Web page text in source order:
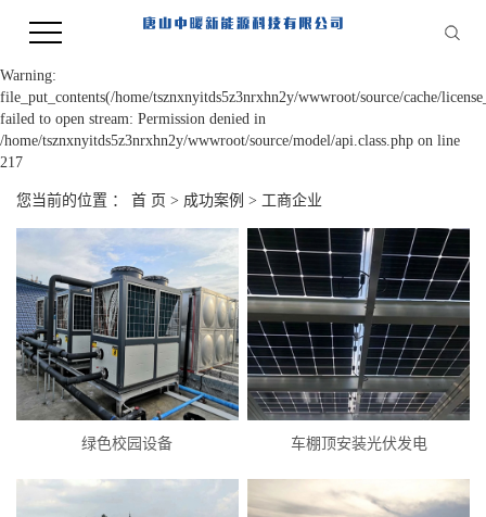
Warning:
file_put_contents(/home/tsznxnyitds5z3nrxhn2y/wwwroot/source/cache/
failed to open stream: Permission denied in
/home/tsznxnyitds5z3nrxhn2y/wwwroot/source/model/api.class.php on line
217
您当前的位置 ： 首 页 > 成功案例 > 工商企业
绿色校园设备 车棚顶安装光伏发电